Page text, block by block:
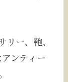
ー、鞄、
ンティー